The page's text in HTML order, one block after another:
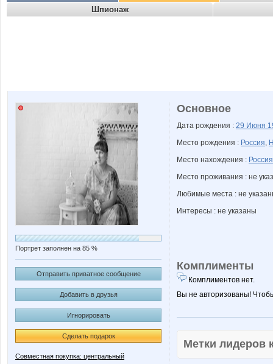
Шпионаж
Портрет заполнен на 85 %
Отправить приватное сообщение
Добавить в друзья
Игнорировать
Сделать подарок
Совместная покупка: центральный
Основное
Дата рождения : 29 Июня
Место рождения : Россия,
Место нахождения : Россия
Место проживания : не
Любимые места : не
Интересы : не указаны
Комплименты
Комплиментов нет.
Вы не авторизованы!
Метки